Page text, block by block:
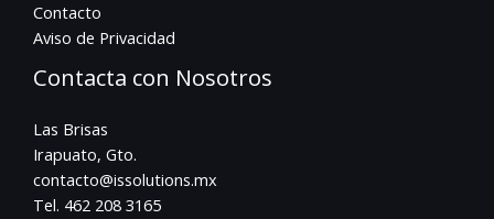
Contacto
Aviso de Privacidad
Contacta con Nosotros
Las Brisas
Irapuato, Gto.
contacto@issolutions.mx
Tel. 462 208 3165